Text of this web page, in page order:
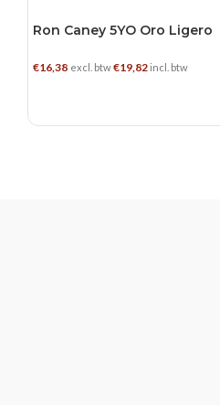
Ron Caney 5YO Oro Ligero
€16,38 excl. btw€19,82 incl. btw